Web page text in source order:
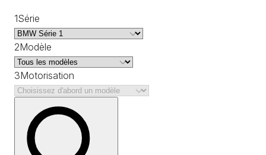
1Série
2Modèle
3Motorisation